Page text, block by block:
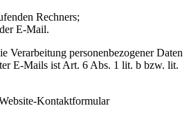
Rechners;
E-Mail.
Verarbeitung personenbezogener Daten
E-Mails ist Art. 6 Abs. 1 lit. b bzw. lit.
Kontaktformular